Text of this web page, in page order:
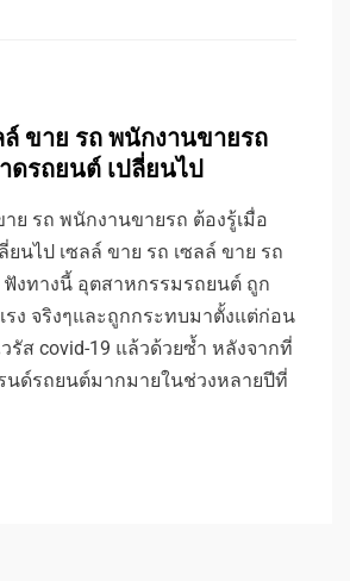
ล์ ขาย รถ พนักงานขายรถ
ดรถยนต์ เปลี่ยนไป
าย รถ พนักงานขายรถ ต้องรู้เมื่อ
ยนไป เซลล์ ขาย รถ เซลล์ ขาย รถ
งทางนี้ อุตสาหกรรมรถยนต์ ถูก
รง จริงๆและถูกกระทบมาตั้งแต่ก่อน
รัส covid-19 แล้วด้วยซ้ำ หลังจากที่
นด์รถยนต์มากมายในช่วงหลายปีที่